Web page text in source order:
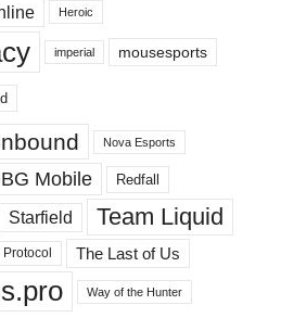
Heroic
imperial mousesports
Nova Esports
Mobile Redfall
Starfield Team Liquid
The Last of Us
Way of the Hunter